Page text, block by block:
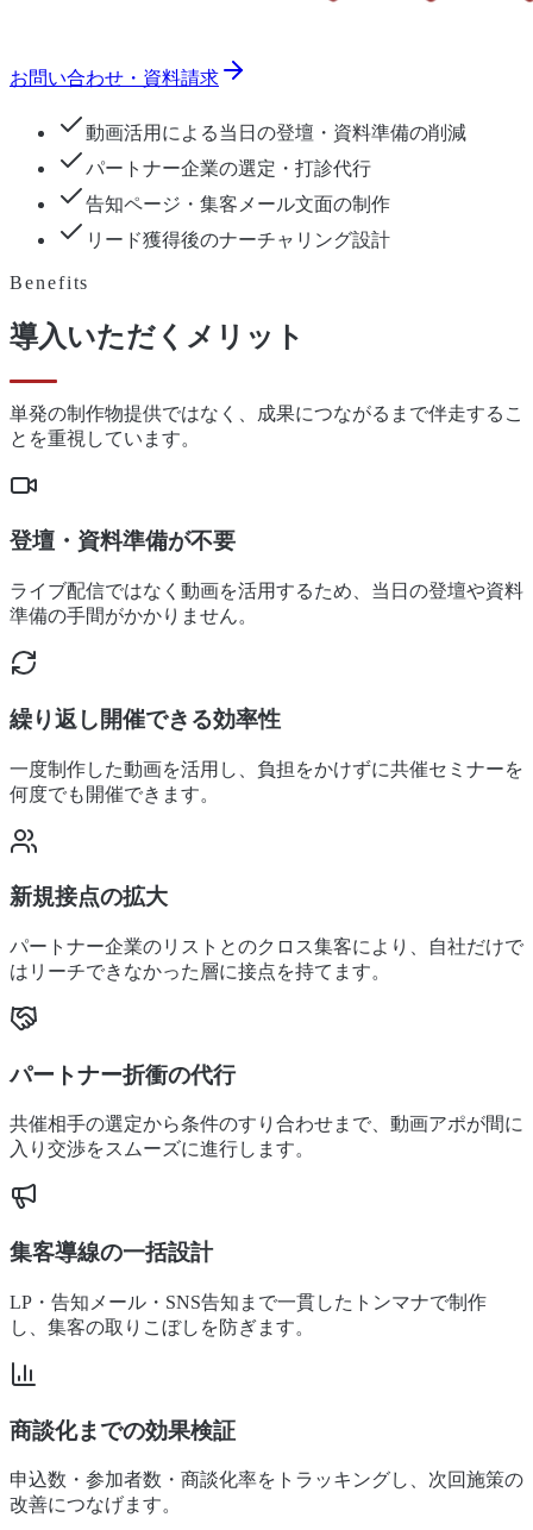
お問い合わせ・資料請求
動画活用による当日の登壇・資料準備の削減
パートナー企業の選定・打診代行
告知ページ・集客メール文面の制作
リード獲得後のナーチャリング設計
Benefits
導入いただくメリット
単発の制作物提供ではなく、成果につながるまで伴走するこ
とを重視しています。
登壇・資料準備が不要
ライブ配信ではなく動画を活用するため、当日の登壇や資料
準備の手間がかかりません。
繰り返し開催できる効率性
一度制作した動画を活用し、負担をかけずに共催セミナーを
何度でも開催できます。
新規接点の拡大
パートナー企業のリストとのクロス集客により、自社だけで
はリーチできなかった層に接点を持てます。
パートナー折衝の代行
共催相手の選定から条件のすり合わせまで、動画アポが間に
入り交渉をスムーズに進行します。
集客導線の一括設計
LP・告知メール・SNS告知まで一貫したトンマナで制作
し、集客の取りこぼしを防ぎます。
商談化までの効果検証
申込数・参加者数・商談化率をトラッキングし、次回施策の
改善につなげます。